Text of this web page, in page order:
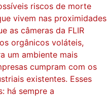
riscos de morte
vivem nas proximidades
as câmeras da FLIR
orgânicos voláteis,
um ambiente mais
cumpram com os
existentes. Esses
há sempre a